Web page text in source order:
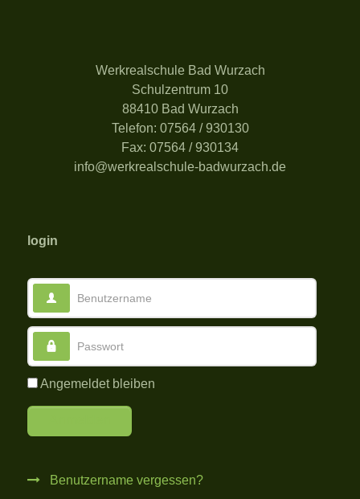
Werkrealschule Bad Wurzach
Schulzentrum 10
88410 Bad Wurzach
Telefon: 07564 / 930130
Fax: 07564 / 930134
info@werkrealschule-badwurzach.de
login
Benutzername
Passwort
Angemeldet bleiben
Benutzername vergessen?